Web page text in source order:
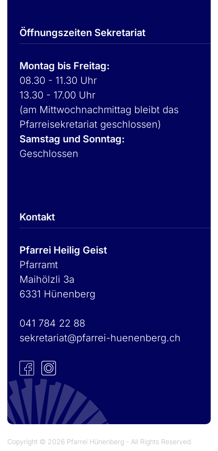
Öffnungszeiten Sekretariat
Montag bis Freitag:
08.30 - 11.30 Uhr
13.30 - 17.00 Uhr
(am Mittwochnachmittag bleibt das
Pfarreisekretariat geschlossen)
Samstag und Sonntag:
Geschlossen
Kontakt
Pfarrei Heilig Geist
Pfarramt
Maihölzli 3a
6331 Hünenberg
041 784 22 88
sekretariat@pfarrei-huenenberg.ch
Copyright © 2026 Pfarrei Hünenberg - All Rights Reserved.